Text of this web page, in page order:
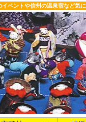
ントや信州の温泉宿など気に